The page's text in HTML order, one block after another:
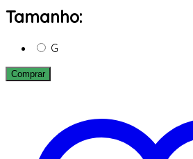
Tamanho:
G
Comprar